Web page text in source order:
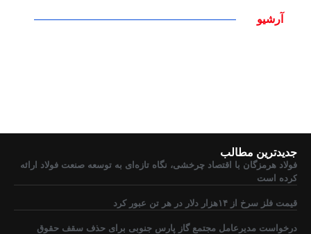
آرشیو
جدیدترین مطالب
فولاد هرمزگان با اقتصاد چرخشی، نگاه تازه‌ای به توسعه صنعت فولاد ارائه
کرده است
قیمت فلز سرخ از ۱۴هزار دلار در هر تن عبور کرد
درخواست مدیرعامل مجتمع گاز پارس جنوبی برای حذف سقف حقوق